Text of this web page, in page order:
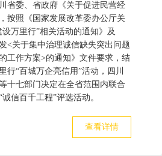
省委、省政府《关于促进民营经
按照《国家发展改革委办公厅关
万里行”相关活动的通知》及
<关于集中治理诚信缺失突出问题
工作方案>的通知》文件要求，结
行“百城万企亮信用”活动， 四川
十七部门决定在全省范围内联合
信百千工程”评选活动。
查看详情